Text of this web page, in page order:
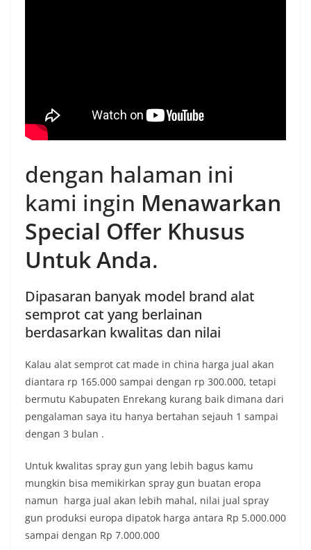
dengan halaman ini
kami ingin Menawarkan
Special Offer Khusus
Untuk Anda.
Dipasaran banyak model brand alat
semprot cat yang berlainan
berdasarkan kwalitas dan nilai
Kalau alat semprot cat made in china harga jual akan
diantara rp 165.000 sampai dengan rp 300.000, tetapi
bermutu Kabupaten Enrekang kurang baik dimana dari
pengalaman saya itu hanya bertahan sejauh 1 sampai
dengan 3 bulan .
Untuk kwalitas spray gun yang lebih bagus kamu
mungkin bisa memikirkan spray gun buatan eropa
namun harga jual akan lebih mahal, nilai jual spray
gun produksi europa dipatok harga antara Rp 5.000.000
sampai dengan Rp 7.000.000